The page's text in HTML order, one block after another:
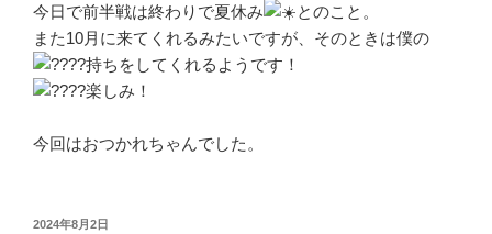
今日で前半戦は終わりで夏休み
とのこと。
また10月に来てくれるみたいですが、そのときは僕の
持ちをしてくれるようです！
楽しみ！
今回はおつかれちゃんでした。
投
2024年8月2日